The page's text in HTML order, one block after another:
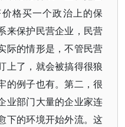
格买一个政治上的保
来保护民营企业，民营
际的情形是，不管民营
上了，就会被搞得很狼
的例子也有。第二，很
业部门大量的企业家连
下的环境开始外流。这